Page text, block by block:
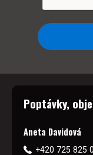
Poptávky,
Aneta Davidová
+420 725 825